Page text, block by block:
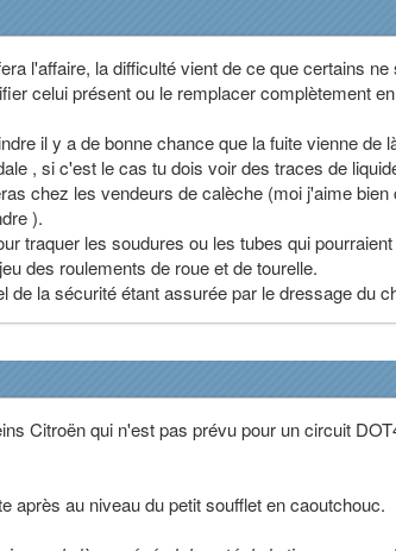
l'affaire, la difficulté vient de ce que certains ne
celui présent ou le remplacer complètement en
il y a de bonne chance que la fuite vienne de
, si c'est le cas tu dois voir des traces de
chez les vendeurs de calèche (moi j'aime bien
).
traquer les soudures ou les tubes qui pourraient
des roulements de roue et de tourelle.
la sécurité étant assurée par le dressage du
Citroën qui n'est pas prévu pour un circuit
après au niveau du petit soufflet en caoutchouc.